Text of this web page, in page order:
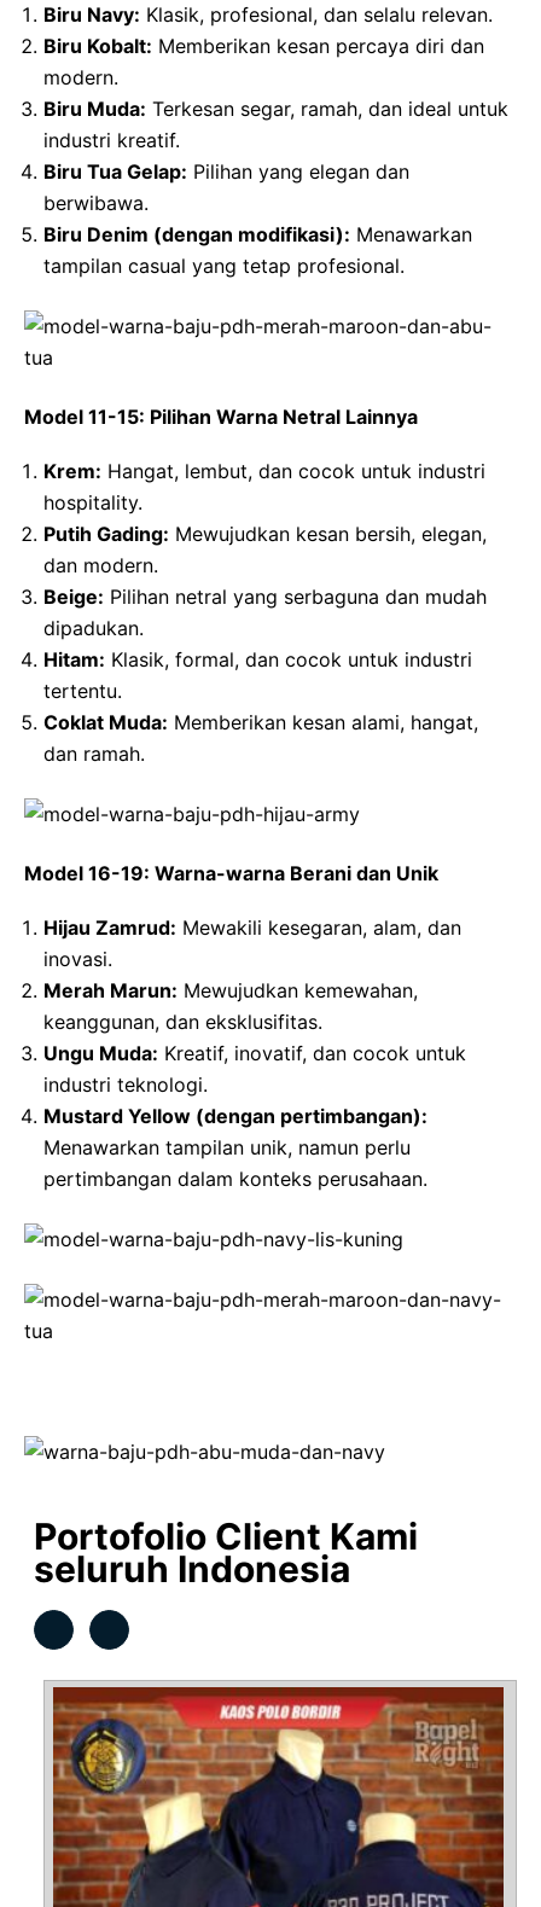
Biru Navy: Klasik, profesional, dan selalu relevan.
Biru Kobalt: Memberikan kesan percaya diri dan
modern.
Biru Muda: Terkesan segar, ramah, dan ideal untuk
industri kreatif.
Biru Tua Gelap: Pilihan yang elegan dan
berwibawa.
Biru Denim (dengan modifikasi): Menawarkan
tampilan casual yang tetap profesional.
Model 11-15: Pilihan Warna Netral Lainnya
Krem: Hangat, lembut, dan cocok untuk industri
hospitality.
Putih Gading: Mewujudkan kesan bersih, elegan,
dan modern.
Beige: Pilihan netral yang serbaguna dan mudah
dipadukan.
Hitam: Klasik, formal, dan cocok untuk industri
tertentu.
Coklat Muda: Memberikan kesan alami, hangat,
dan ramah.
Model 16-19: Warna-warna Berani dan Unik
Hijau Zamrud: Mewakili kesegaran, alam, dan
inovasi.
Merah Marun: Mewujudkan kemewahan,
keanggunan, dan eksklusifitas.
Ungu Muda: Kreatif, inovatif, dan cocok untuk
industri teknologi.
Mustard Yellow (dengan pertimbangan):
Menawarkan tampilan unik, namun perlu
pertimbangan dalam konteks perusahaan.
Portofolio Client Kami
seluruh Indonesia